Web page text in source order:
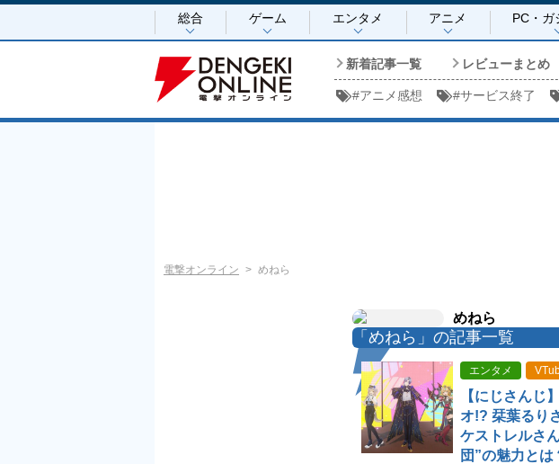
総合 ゲーム エンタメ アニメ PC・ガ
新着記事一覧 レビューまとめ
#アニメ感想 #サービス終了
電撃オンライン めねら
めねら
「めねら」の記事一覧
エンタメ
【にじさんじ
オ!? 栞葉るり
ケストレルさ
団”の魅力とは